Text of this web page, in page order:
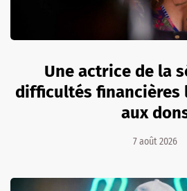
Une actrice de la
difficultés financières
aux
7 août 2026